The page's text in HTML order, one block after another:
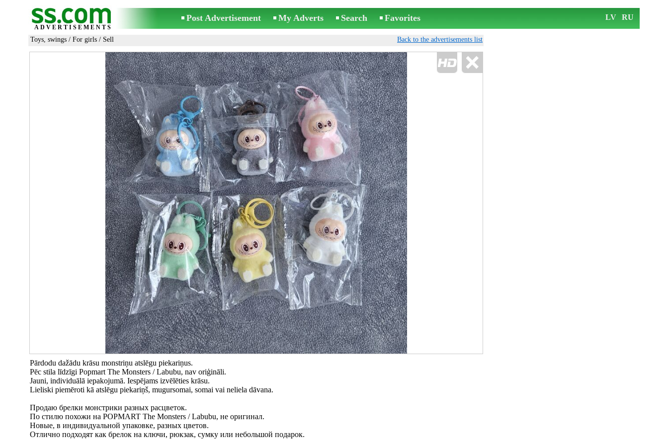
ADVERTISEMENTS
Post Advertisement My Adverts Search Favorites LV RU
Toys, swings / For girls / Sell Back to the advertisements list
Pārdodu dažādu krāsu monstriņu atslēgu piekariņus.
Pēc stila līdzīgi Popmart The Monsters / Labubu, nav oriģināli.
Jauni, individuālā iepakojumā. Iespējams izvēlēties krāsu.
Lieliski piemēroti kā atslēgu piekariņš, mugursomai, somai vai neliela dāvana.
Продаю брелки монстрики разных расцветок.
По стилю похожи на POPMART The Monsters / Labubu, не оригинал.
Новые, в индивидуальной упаковке, разных цветов.
Отлично подходят как брелок на ключи, рюкзак, сумку или небольшой подарок.